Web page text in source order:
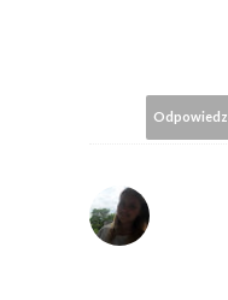
Odpowiedz